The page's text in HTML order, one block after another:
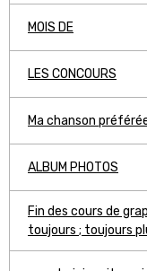
MOIS DE
LES CONCOURS
Ma chanson
ALBUM PHOTOS
Fin des cours de
toujours ; toujours